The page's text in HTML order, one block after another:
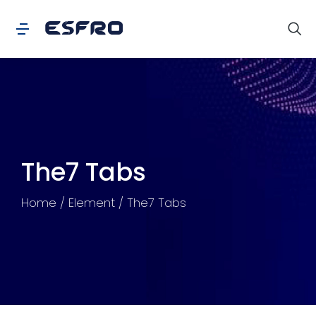
The7 Tabs
You are here:
Home Element The7 Tabs